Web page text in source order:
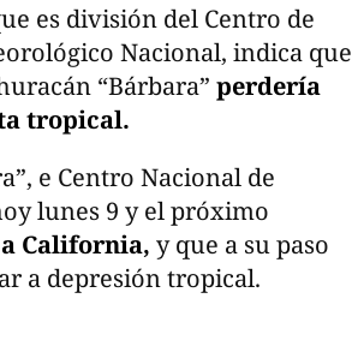
es división del Centro de
Nacional, indica que
“Bárbara” perdería
tropical.
e Centro Nacional de
lunes 9 y el próximo
California, y que a su paso
a depresión tropical.